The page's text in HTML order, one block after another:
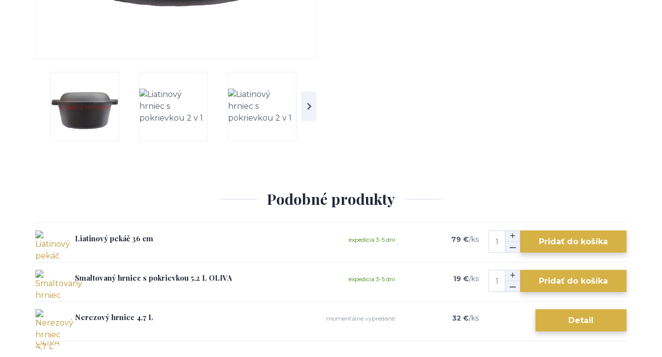
Podobné produkty
Liatinový pekáč 36 cm 79 €/ks
expedícia 3-5 dní Pridať do košíka
Smaltovaný hrniec s pokrievkou 5,2 L OLIVA 19 €/ks
expedícia 3-5 dní Pridať do košíka
Nerezový hrniec 4,7 L 32 €/ks
momentálne vypredané Detail